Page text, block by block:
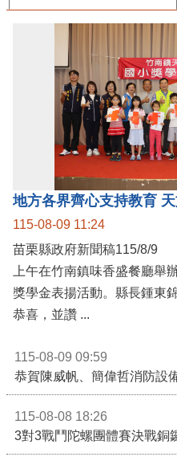
115-08-09 11:24
苗栗縣政府新聞稿115/8/9 竹南鎮天文里辦公處今(9)日
上午在竹南鎮味香盛餐廳舉
獎學金表揚活動。縣長鍾東
恭喜，並讚 ...
115-08-09 09:59
恭賀陳威帆、簡偉哲消防設
115-08-08 18:26